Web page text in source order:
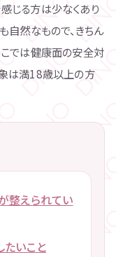
じる方は少なくあり
自然なもので、きちん
こでは健康面の安全対
は満18歳以上の方
整えられてい
いこと